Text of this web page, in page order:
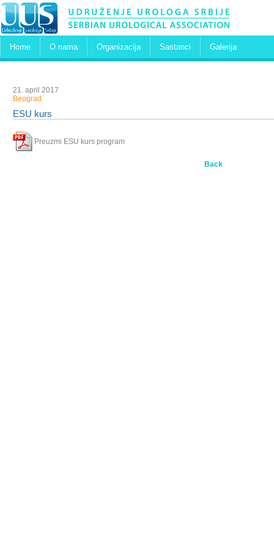
Home O nama Organizacija Sastanci Galerija
21. april 2017
Beograd
ESU kurs
Preuzmi ESU kurs program
Back